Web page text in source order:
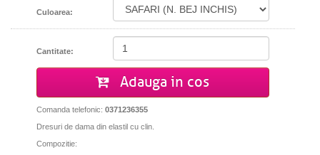
Culoarea:
Cantitate:
Adauga in cos
Comanda telefonic: 0371236355
Dresuri de dama din elastil cu clin.
Compozitie: